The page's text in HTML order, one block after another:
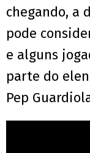
chegando, a
pode
e alguns
parte do
Pep